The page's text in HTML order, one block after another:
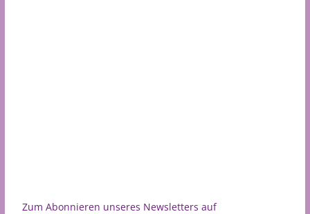
Zum Abonnieren unseres Newsletters auf